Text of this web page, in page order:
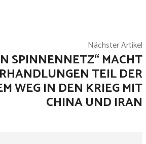
Nächster Artikel
SPINNENNETZ“ MACHT
TEIL DER
WEG IN DEN KRIEG MIT
CHINA UND IRAN